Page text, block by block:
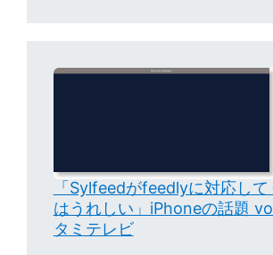
「Sylfeedがfeedlyに対応し
はうれしい」iPhoneの話題
タミテレビ